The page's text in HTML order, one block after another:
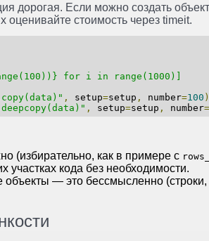
дорогая. Если можно создать
стоимость через timeit.
for i in range(1000)]
, setup=setup , number=100
, setup=setup , number=
(избирательно, как в примере с
участках кода без необходимости.
— это бессмысленно